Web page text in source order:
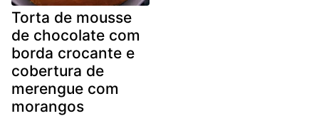
Torta de mousse
de chocolate com
borda crocante e
cobertura de
merengue com
morangos